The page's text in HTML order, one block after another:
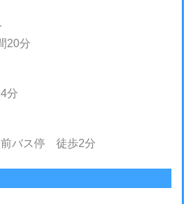
20分
分
バス停 徒歩2分